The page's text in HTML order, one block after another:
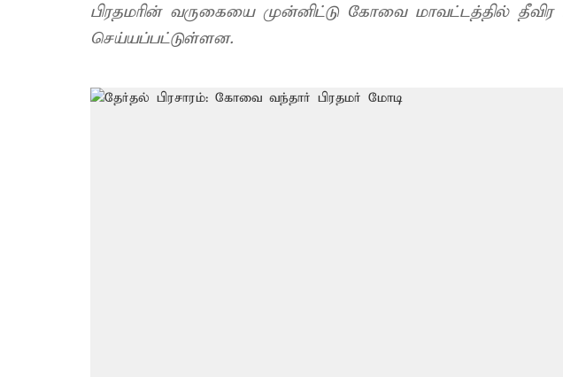
பிரதமரின் வருகையை முன்னிட்டு கோவை மாவட்டத்தில் தீவிர
செய்யப்பட்டுள்ளன.